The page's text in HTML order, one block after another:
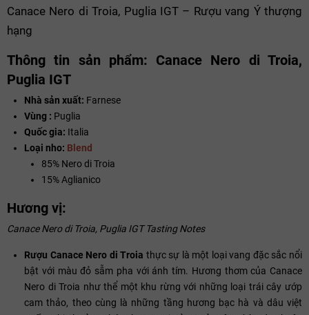
Canace Nero di Troia, Puglia IGT – Rượu vang Ý thượng
hạng
Thông tin sản phẩm: Canace Nero di Troia,
Puglia IGT
Nhà sản xuất: Farnese
Vùng : Puglia
Quốc gia: Italia
Loại nho: Blend
85% Nero di Troia
15% Aglianico
Hương vị:
Canace Nero di Troia, Puglia IGT Tasting Notes
Rượu Canace Nero di Troia thực sự là một loại vang đặc sắc nổi
bật với màu đỏ sẫm pha với ánh tím. Hương thơm của Canace
Nero di Troia như thể một khu rừng với những loại trái cây ướp
cam thảo, theo cùng là những tầng hương bạc hà và dâu việt